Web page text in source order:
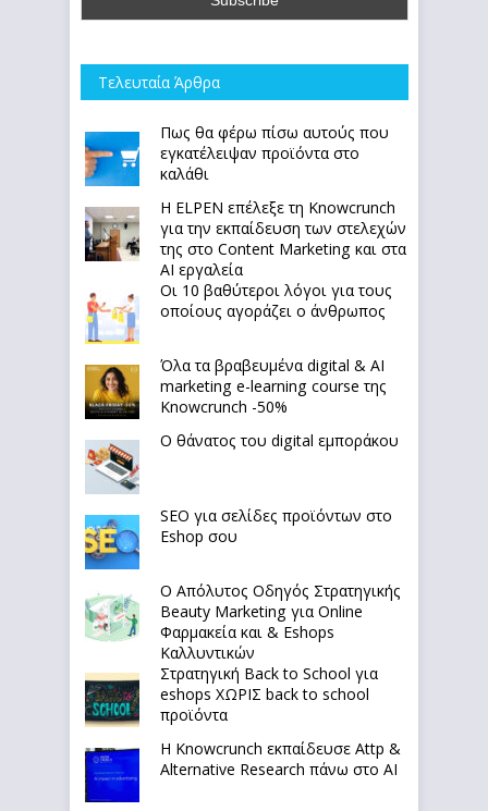
Τελευταία Άρθρα
Πως θα φέρω πίσω αυτούς που
εγκατέλειψαν προϊόντα στο
καλάθι
Η ELPEN επέλεξε τη Knowcrunch
για την εκπαίδευση των στελεχών
της στο Content Marketing και στα
AI εργαλεία
Οι 10 βαθύτεροι λόγοι για τους
οποίους αγοράζει ο άνθρωπος
Όλα τα βραβευμένα digital & AI
marketing e-learning course της
Knowcrunch -50%
Ο θάνατος του digital εμποράκου
SEO για σελίδες προϊόντων στο
Eshop σου
Ο Απόλυτoς Οδηγός Στρατηγικής
Beauty Marketing για Online
Φαρμακεία και & Eshops
Καλλυντικών
Στρατηγική Back to School για
eshops ΧΩΡΙΣ back to school
προϊόντα
Η Knowcrunch εκπαίδευσε Attp &
Alternative Research πάνω στο ΑΙ